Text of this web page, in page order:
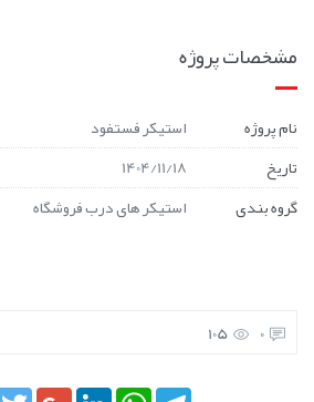
مشخصات پروژه
نام پروژه
استیکر فستفود
تاریخ
1404/11/18
گروه بندی
استیکر های درب فروشگاه
0
105